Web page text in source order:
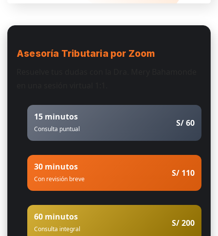
Asesoría Tributaria por Zoom
15 minutos
Consulta puntual
S/ 60
30 minutos
Con revisión breve
S/ 110
60 minutos
Consulta integral
S/ 200